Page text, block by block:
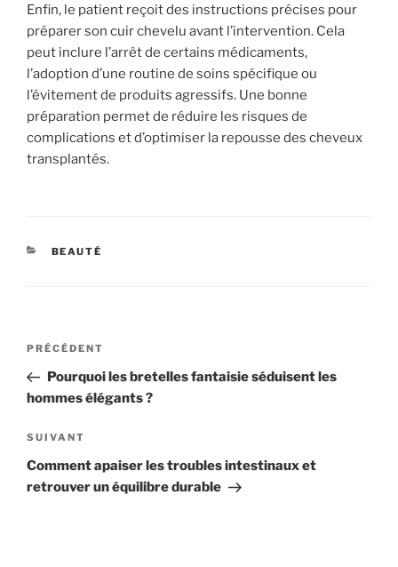
Enfin, le patient reçoit des instructions précises pour
préparer son cuir chevelu avant l’intervention. Cela
peut inclure l’arrêt de certains médicaments,
l’adoption d’une routine de soins spécifique ou
l’évitement de produits agressifs. Une bonne
préparation permet de réduire les risques de
complications et d’optimiser la repousse des cheveux
transplantés.
CATÉGORIES
BEAUTÉ
Navigation
l’article
Article
précédent
PRÉCÉDENT
Pourquoi les bretelles fantaisie séduisent les
hommes élégants ?
Article
suivant
SUIVANT
Comment apaiser les troubles intestinaux et
retrouver un équilibre durable